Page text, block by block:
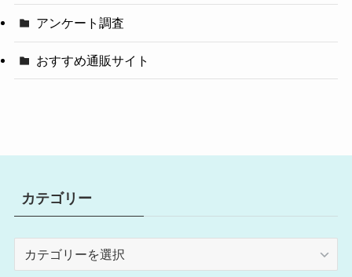
アンケート調査
おすすめ通販サイト
カテゴリー